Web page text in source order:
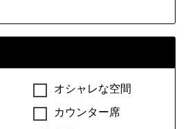
オシャレな空間
カウンター席